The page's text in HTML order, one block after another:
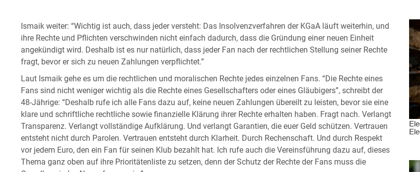
Ismaik weiter: “Wichtig ist auch, dass jeder versteht: Das Insolvenzverfahren der KGaA läuft weiterhin, und
ihre Rechte und Pflichten verschwinden nicht einfach dadurch, dass die Gründung einer neuen Einheit
angekündigt wird. Deshalb ist es nur natürlich, dass jeder Fan nach der rechtlichen Stellung seiner Rechte
fragt, bevor er sich zu neuen Zahlungen verpflichtet.”
Laut Ismaik gehe es um die rechtlichen und moralischen Rechte jedes einzelnen Fans. “Die Rechte eines
Fans sind nicht weniger wichtig als die Rechte eines Gesellschafters oder eines Gläubigers”, schreibt der
48-Jährige: “Deshalb rufe ich alle Fans dazu auf, keine neuen Zahlungen übereilt zu leisten, bevor sie eine
klare und schriftliche rechtliche sowie finanzielle Klärung ihrer Rechte erhalten haben. Fragt nach. Verlangt
Transparenz. Verlangt vollständige Aufklärung. Und verlangt Garantien, die euer Geld schützen. Vertrauen
entsteht nicht durch Parolen. Vertrauen entsteht durch Klarheit. Durch Rechenschaft. Und durch Respekt
vor jedem Euro, den ein Fan für seinen Klub bezahlt hat. Ich rufe auch die Vereinsführung dazu auf, dieses
Thema ganz oben auf ihre Prioritätenliste zu setzen, denn der Schutz der Rechte der Fans muss die